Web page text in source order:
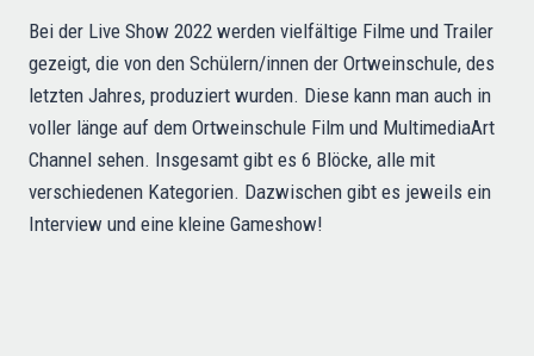
Bei der Live Show 2022 werden vielfältige Filme und Trailer
gezeigt, die von den Schülern/innen der Ortweinschule, des
letzten Jahres, produziert wurden. Diese kann man auch in
voller länge auf dem Ortweinschule Film und MultimediaArt
Channel sehen. Insgesamt gibt es 6 Blöcke, alle mit
verschiedenen Kategorien. Dazwischen gibt es jeweils ein
Interview und eine kleine Gameshow!